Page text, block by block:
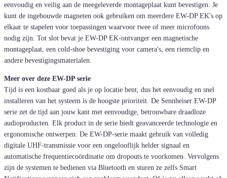
eenvoudig en veilig aan de meegeleverde montageplaat kunt bevestigen. Je
kunt de ingebouwde magneten ook gebruiken om meerdere EW-DP EK's op
elkaar te stapelen voor toepassingen waarvoor twee of meer microfoons
nodig zijn. Tot slot bevat je EW-DP EK-ontvanger een magnetische
montageplaat, een cold-shoe bevestiging voor camera's, een riemclip en
andere bevestigingsmaterialen.
Meer over deze EW-DP serie
Tijd is een kostbaar goed als je op locatie bent, dus het eenvoudig en snel
installeren van het systeem is de hoogste prioriteit. De Sennheiser EW-DP
serie zet de tijd aan jouw kant met eenvoudige, betrouwbare draadloze
audioproducten. Elk product in de serie biedt geavanceerde technologie en
ergonomische ontwerpen. De EW-DP-serie maakt gebruik van volledig
digitale UHF-transmissie voor een ongelooflijk helder signaal en
automatische frequentiecoördinatie om dropouts te voorkomen. Vervolgens
zijn de systemen te bedienen via Bluetooth en sturen ze zelfs Smart